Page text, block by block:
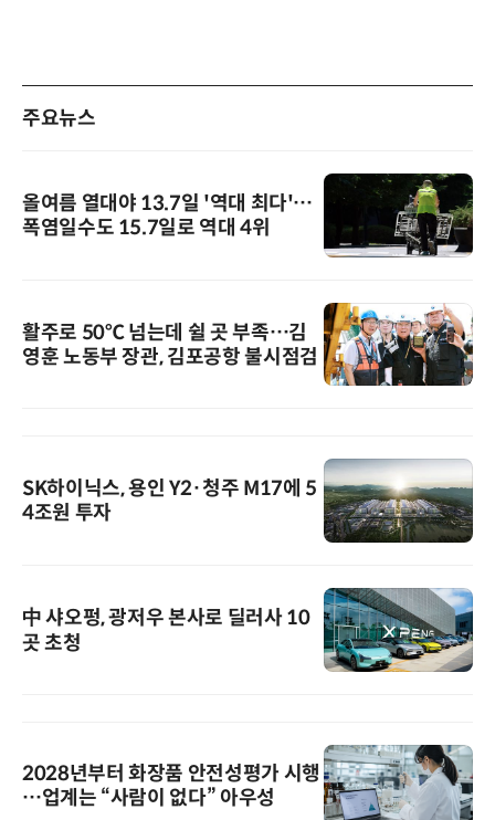
주요뉴스
올여름 열대야 13.7일 '역대 최다'…
폭염일수도 15.7일로 역대 4위
활주로 50℃ 넘는데 쉴 곳 부족…김
영훈 노동부 장관, 김포공항 불시점검
SK하이닉스, 용인 Y2·청주 M17에 5
4조원 투자
中 샤오펑, 광저우 본사로 딜러사 10
곳 초청
2028년부터 화장품 안전성평가 시행
…업계는 “사람이 없다” 아우성